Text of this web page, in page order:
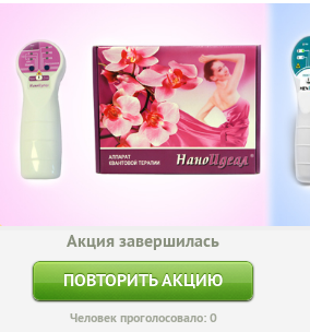
Акция завершилась
ПОВТОРИТЬ АКЦИЮ
Человек проголосовало: 0